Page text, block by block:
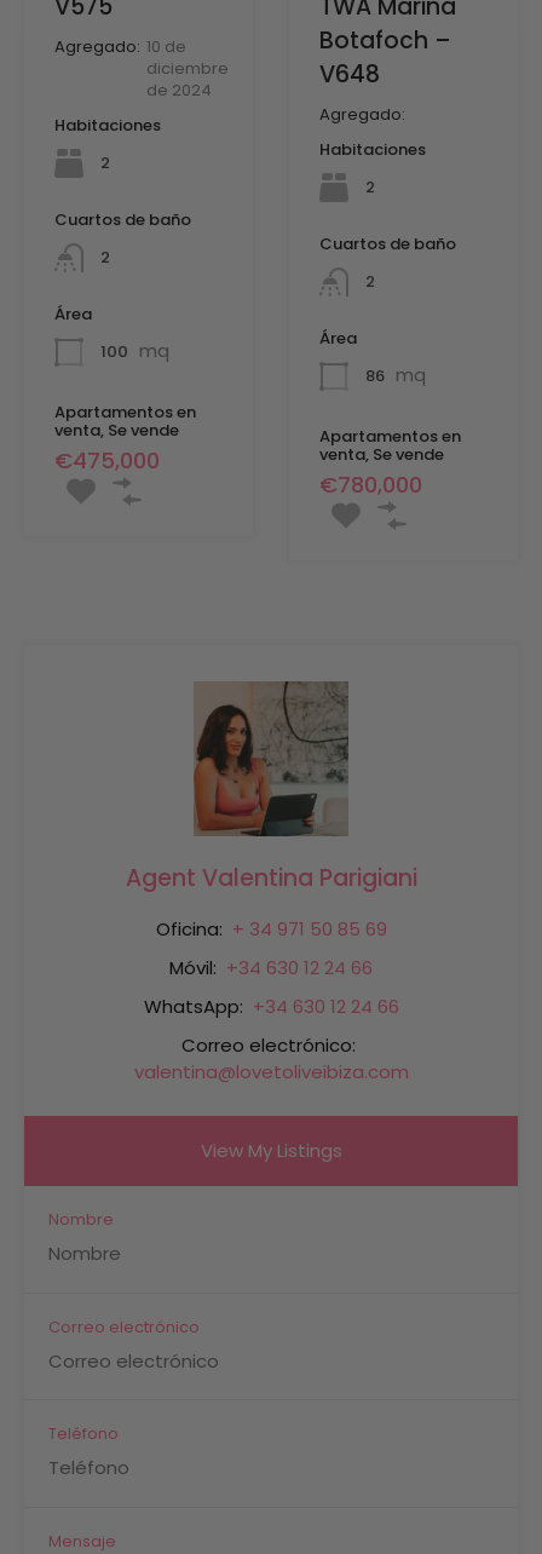
Agregado: 10 de
diciembre
de 2024
Habitaciones
2
Cuartos de baño
2
Área
100 mq
Apartamentos en
venta, Se vende
€475,000
Botafoch –
V648
Agregado:
Habitaciones
2
Cuartos de baño
2
Área
86 mq
Apartamentos en
venta, Se vende
€780,000
Agent Valentina Parigiani
Oficina: + 34 971 50 85 69
Móvil: +34 630 12 24 66
WhatsApp: +34 630 12 24 66
Correo electrónico:
valentina@lovetoliveibiza.com
View My Listings
Nombre
Correo electrónico
Teléfono
Mensaje